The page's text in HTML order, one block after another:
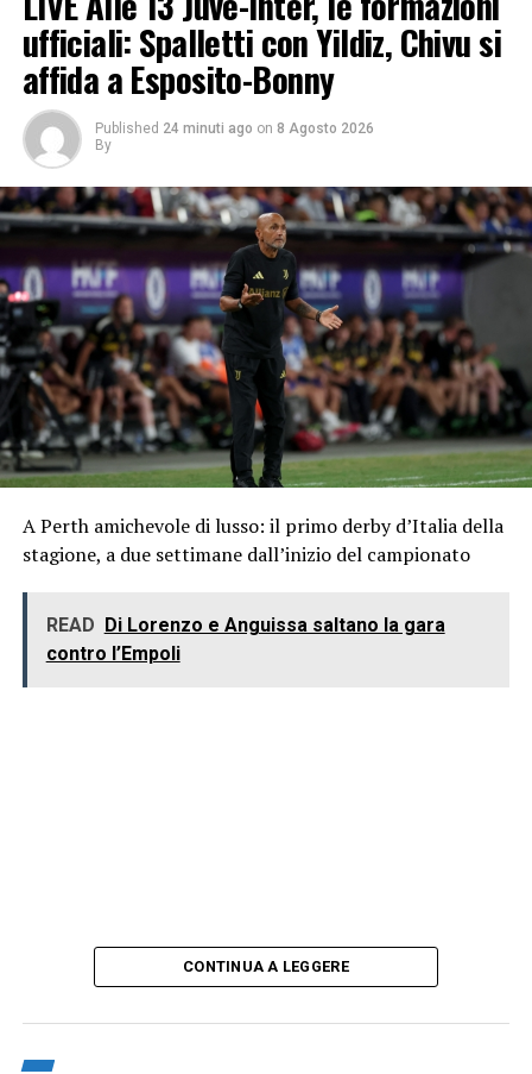
ufficiali: Spalletti con Yildiz, Chivu si
affida a Esposito-Bonny
Published 24 minuti ago on 8 Agosto 2026
By
A Perth amichevole di lusso: il primo derby d’Italia della
stagione, a due settimane dall’inizio del campionato
READ Di Lorenzo e Anguissa saltano la gara
contro l’Empoli
CONTINUA A LEGGERE